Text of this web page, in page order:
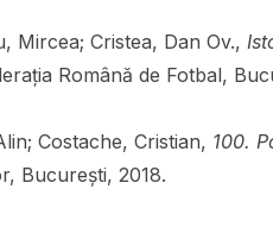
Mircea; Cristea, Dan Ov.,
Română de Fotbal,
Costache, Cristian, 100.
București, 2018.